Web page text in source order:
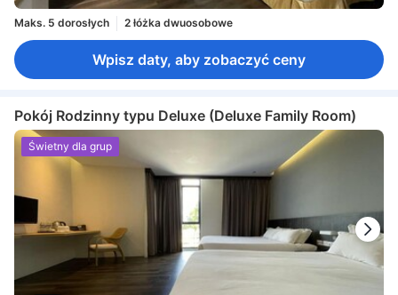
Maks. 5 dorosłych 2 łóżka dwuosobowe
Wpisz daty, aby zobaczyć ceny
Pokój Rodzinny typu Deluxe (Deluxe Family Room)
Świetny dla grup